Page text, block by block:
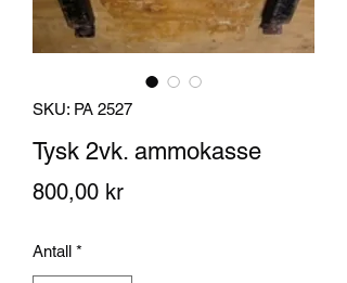
SKU: PA 2527
Tysk 2vk. ammokasse
800,00 krPris
Antall *